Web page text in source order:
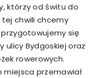
którzy od świtu do
chwili chcemy
się
ulicy Bydgoskiej oraz
rowerowych.
przemawiał